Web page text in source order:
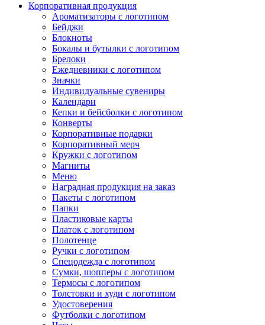
Корпоративная продукция
Ароматизаторы с логотипом
Бейджи
Блокноты
Бокалы и бутылки с логотипом
Брелоки
Ежедневники с логотипом
Значки
Индивидуальные сувениры
Календари
Кепки и бейсболки с логотипом
Конверты
Корпоративные подарки
Корпоративный мерч
Кружки с логотипом
Магниты
Меню
Наградная продукция на заказ
Пакеты с логотипом
Папки
Пластиковые карты
Платок с логотипом
Полотенце
Ручки с логотипом
Спецодежда с логотипом
Сумки, шопперы с логотипом
Термосы с логотипом
Толстовки и худи с логотипом
Удостоверения
Футболки с логотипом